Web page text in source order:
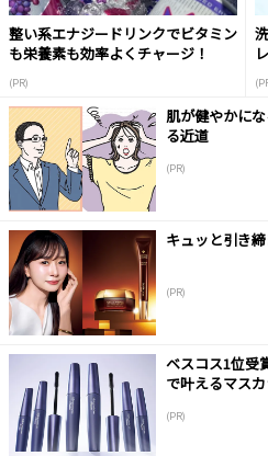
整い系エナジードリンクでビタミン
も栄養素も効率よくチャージ！
(PR)
肌が健やかに
る近道
(PR)
キュッと引き
(PR)
ベスコス1位受
で叶えるマス
(PR)